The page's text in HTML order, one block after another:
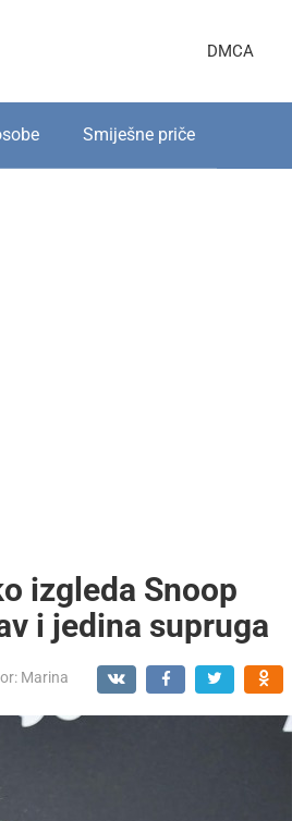
DMCA
Smiješne priče
izgleda Snoop
i jedina supruga
Marina